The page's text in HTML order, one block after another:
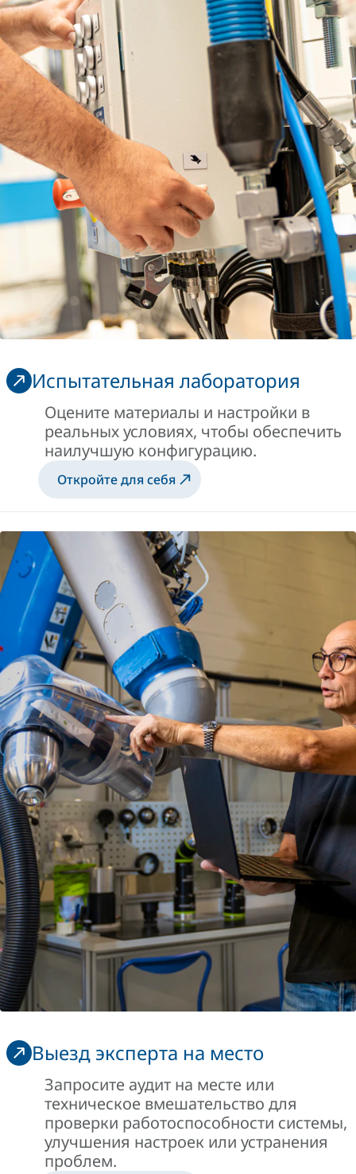
Испытательная лаборатория
Оцените материалы и настройки в
реальных условиях, чтобы обеспечить
наилучшую конфигурацию.
Откройте для себя
Выезд эксперта на место
Запросите аудит на месте или
техническое вмешательство для
проверки работоспособности системы,
улучшения настроек или устранения
проблем.